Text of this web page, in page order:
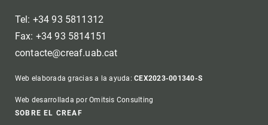
Tel: +34 93 5811312
Fax: +34 93 5814151
contacte@creaf.uab.cat
Web elaborada gracias a la ayuda:CEX2023-001340-S
Web desarrollada por Omitsis Consulting
SOBRE EL CREAF